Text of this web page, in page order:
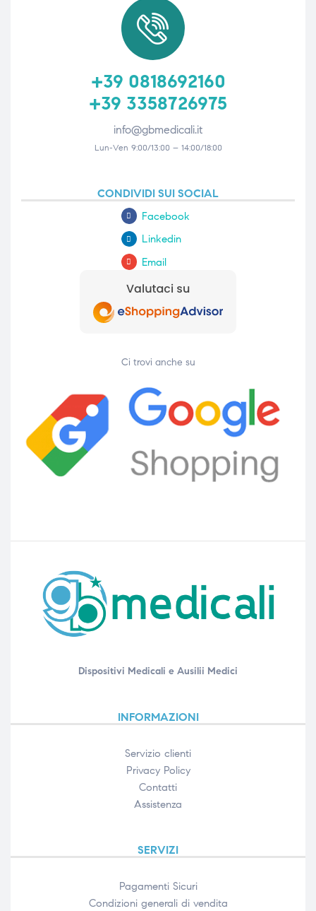
+39 0818692160
+39 3358726975
info@gbmedicali.it
Lun-Ven 9:00/13:00 – 14:00/18:00
CONDIVIDI SUI SOCIAL
Facebook
Linkedin
Email
Ci trovi anche su
Dispositivi Medicali e Ausilii Medici
INFORMAZIONI
Servizio clienti
Privacy Policy
Contatti
Assistenza
SERVIZI
Pagamenti Sicuri
Condizioni generali di vendita